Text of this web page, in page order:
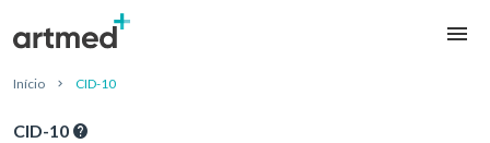
Início CID-10
CID-10